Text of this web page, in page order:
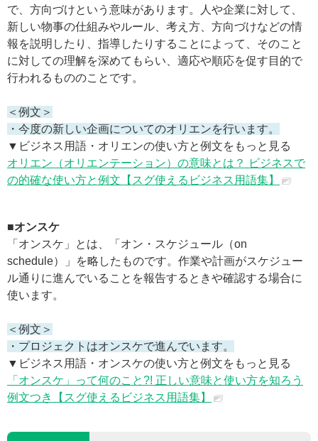
で、方向づけという意味があります。人や企業に対して、
新しい物事の仕組みやルール、考え方、方向づけなどの情
報を説明したり、指導したりすることによって、そのこと
に対しての理解を深めてもらい、適応や順応を促す目的で
行われるもののことです。
＜例文＞
・今度の新しい企画についてのオリエンを行います。
▼ビジネス用語・オリエンの使い方と例文をもっと見る
オリエン（オリエンテーション）の意味とは？ ビジネスで
の的確な使い方と例文【スグ使えるビジネス用語集】
■オンスケ
「オンスケ」とは、「オン・スケジュール（on
schedule）」を略したものです。作業や計画がスケジュー
ル通りに進んでいることを報告するときや確認する場合に
使います。
＜例文＞
・プロジェクトはオンスケで進んでいます。
▼ビジネス用語・オンスケの使い方と例文をもっと見る
「オンスケ」って何のこと?! 正しい意味と使い方を知ろう
例文つき【スグ使えるビジネス用語集】